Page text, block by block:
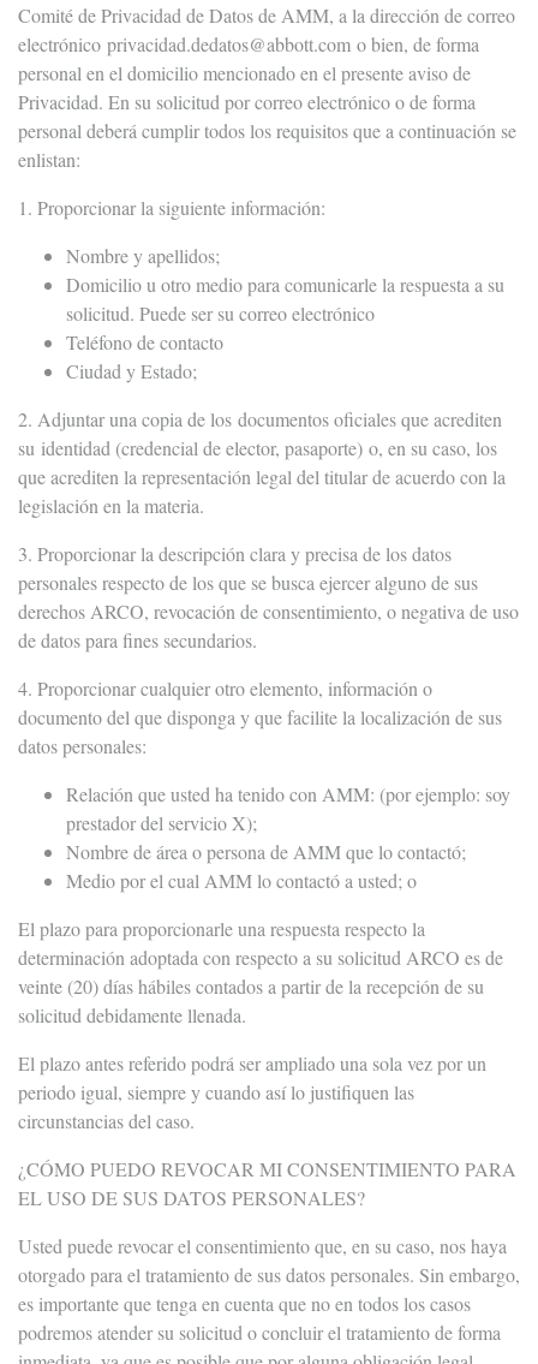
Comité de Privacidad de Datos de AMM, a la dirección de correo
electrónico privacidad.dedatos@abbott.com o bien, de forma
personal en el domicilio mencionado en el presente aviso de
Privacidad. En su solicitud por correo electrónico o de forma
personal deberá cumplir todos los requisitos que a continuación se
enlistan:
1. Proporcionar la siguiente información:
Nombre y apellidos;
Domicilio u otro medio para comunicarle la respuesta a su
solicitud. Puede ser su correo electrónico
Teléfono de contacto
Ciudad y Estado;
2. Adjuntar una copia de los documentos oficiales que acrediten
su identidad (credencial de elector, pasaporte) o, en su caso, los
que acrediten la representación legal del titular de acuerdo con la
legislación en la materia.
3. Proporcionar la descripción clara y precisa de los datos
personales respecto de los que se busca ejercer alguno de sus
derechos ARCO, revocación de consentimiento, o negativa de uso
de datos para fines secundarios.
4. Proporcionar cualquier otro elemento, información o
documento del que disponga y que facilite la localización de sus
datos personales:
Relación que usted ha tenido con AMM: (por ejemplo: soy
prestador del servicio X);
Nombre de área o persona de AMM que lo contactó;
Medio por el cual AMM lo contactó a usted; o
El plazo para proporcionarle una respuesta respecto la
determinación adoptada con respecto a su solicitud ARCO es de
veinte (20) días hábiles contados a partir de la recepción de su
solicitud debidamente llenada.
El plazo antes referido podrá ser ampliado una sola vez por un
periodo igual, siempre y cuando así lo justifiquen las
circunstancias del caso.
¿CÓMO PUEDO REVOCAR MI CONSENTIMIENTO PARA
EL USO DE SUS DATOS PERSONALES?
Usted puede revocar el consentimiento que, en su caso, nos haya
otorgado para el tratamiento de sus datos personales. Sin embargo,
es importante que tenga en cuenta que no en todos los casos
podremos atender su solicitud o concluir el tratamiento de forma